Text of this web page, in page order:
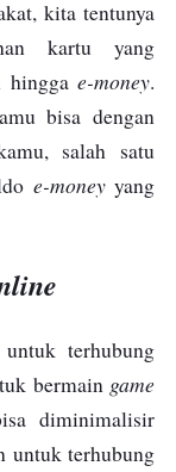
kita tentunya
kartu yang
e-money.
bisa dengan
salah satu
e-moneyyang
terhubung
bermain game
diminimalisir
untuk terhubung